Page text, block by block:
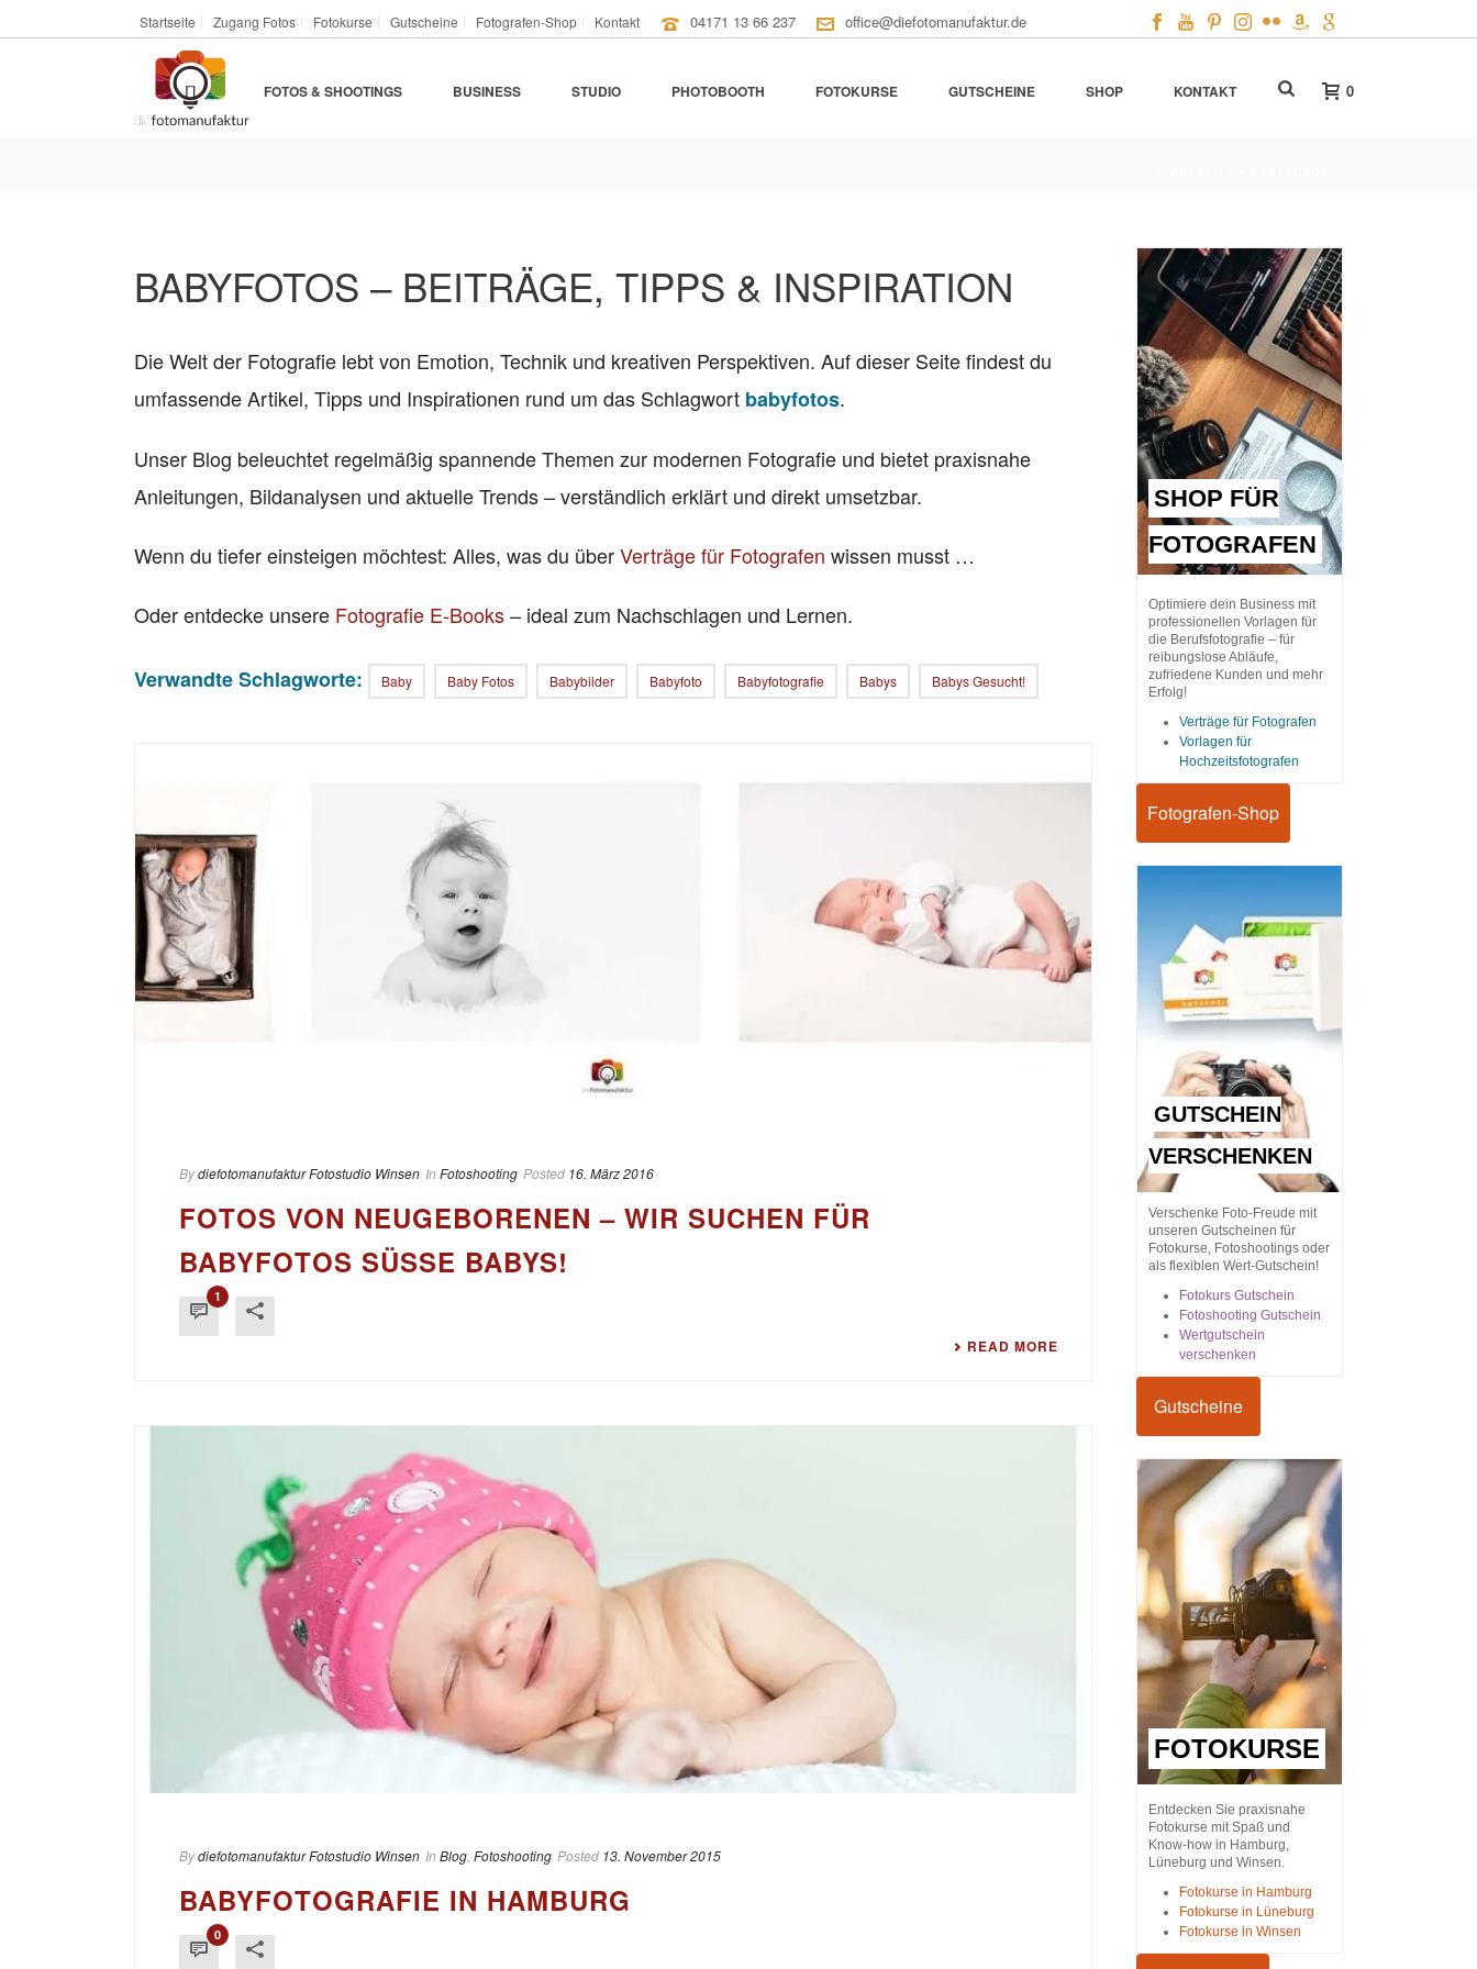
Startseite Zugang Fotos Fotokurse Gutscheine Fotografen-Shop Kontakt 04171 13 66 237 office@diefotomanufaktur.de
FOTOS & SHOOTINGS BUSINESS STUDIO PHOTOBOOTH FOTOKURSE GUTSCHEINE SHOP KONTAKT 0
BABYFOTOS – BEITRÄGE, TIPPS & INSPIRATION
Die Welt der Fotografie lebt von Emotion, Technik und kreativen Perspektiven. Auf dieser Seite findest du
umfassende Artikel, Tipps und Inspirationen rund um das Schlagwort babyfotos.
Unser Blog beleuchtet regelmäßig spannende Themen zur modernen Fotografie und bietet praxisnahe
Anleitungen, Bildanalysen und aktuelle Trends – verständlich erklärt und direkt umsetzbar.
Wenn du tiefer einsteigen möchtest: Alles, was du überVerträge für Fotografen wissen musst …
Oder entdecke unsere Fotografie E-Books– ideal zum Nachschlagen und Lernen.
Verwandte Schlagworte: Baby Baby Fotos Babybilder Babyfoto Babyfotografie Babys Babys Gesucht!
Bydiefotomanufaktur Fotostudio Winsen In Fotoshooting Posted 16. März 2016
FOTOS VON NEUGEBORENEN – WIR SUCHEN FÜR
BABYFOTOS SÜSSE BABYS!
1
READ MORE
Bydiefotomanufaktur Fotostudio Winsen In Blog Fotoshooting Posted 13. November 2015
BABYFOTOGRAFIE IN HAMBURG
0
SHOP FÜR
FOTOGRAFEN
Optimiere dein Business mit
professionellen Vorlagen für
die Berufsfotografie – für
reibungslose Abläufe,
zufriedene Kunden und mehr
Erfolg!
Verträge für Fotografen
Vorlagen für
Hochzeitsfotografen
Fotografen-Shop
GUTSCHEIN
VERSCHENKEN
Verschenke Foto-Freude mit
unseren Gutscheinen für
Fotokurse, Fotoshootings oder
als flexiblen Wert-Gutschein!
Fotokurs Gutschein
Fotoshooting Gutschein
Wertgutschein
verschenken
Gutscheine
FOTOKURSE
Entdecken Sie praxisnahe
Fotokurse mit Spaß und
Know-how in Hamburg,
Lüneburg und Winsen.
Fotokurse in Hamburg
Fotokurse in Lüneburg
Fotokurse in Winsen